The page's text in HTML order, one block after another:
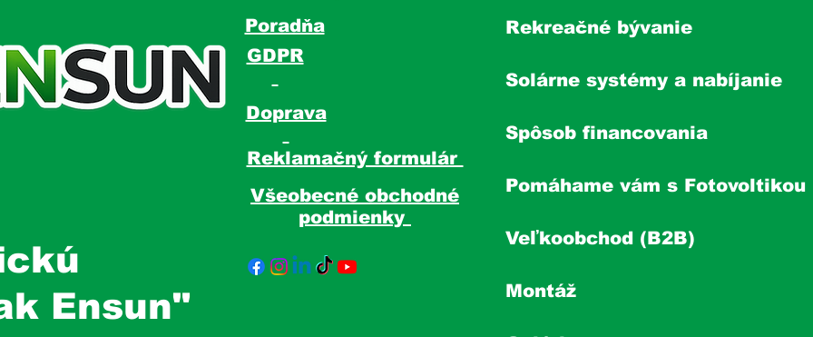
Ensun"
GDPR
Poradňa
Doprava
Reklamačný formulár
Všeobecné obchodné
podmienky
Rekreačné bývanie
Solárne systémy a nabíjanie
Spôsob financovania
Pomáhame vám s Fotovoltikou
Veľkoobchod (B2B)
Montáž